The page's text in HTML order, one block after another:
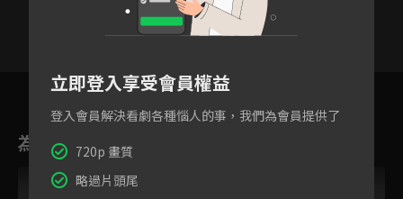
110 111 112
為您推薦
立即登入享受會員權益
登入會員解決看劇各種惱人的事，我們為會員提供了
720p 畫質
略過片頭尾